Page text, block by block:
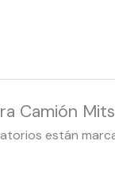
Camión
están